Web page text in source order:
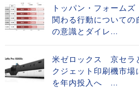
トッパン・フォーム
関わる行動について
の意識とダイレ...
米ゼロックス 京セラ
クジェット印刷機市
を年内投入へ ...